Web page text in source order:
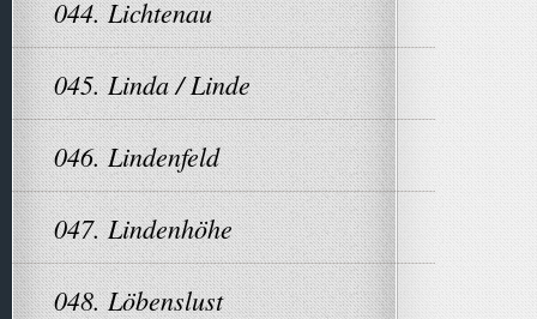
044. Lichtenau
045. Linda / Linde
046. Lindenfeld
047. Lindenhöhe
048. Löbenslust